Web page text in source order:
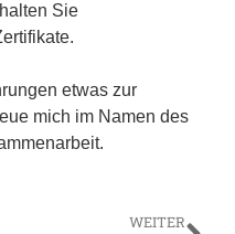
Sie
etwas zur
mich im Namen des
WEITER